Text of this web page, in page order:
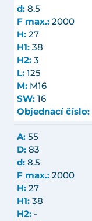
d: 8.5
F max.: 2000
H: 27
H1: 38
H2: 3
L: 125
M: M16
SW: 16
Objednací číslo:
A: 55
D: 83
d: 8.5
F max.: 2000
H: 27
H1: 38
H2: -